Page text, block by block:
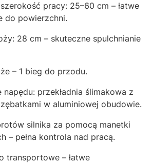
pracy: 25–60 cm – łatwe
do powierzchni.
28 cm – skuteczne spulchnianie
– 1 bieg do przodu.
napędu: przekładnia ślimakowa z
w aluminiowej obudowie.
silnika za pomocą manetki
– pełna kontrola nad pracą.
transportowe – łatwe